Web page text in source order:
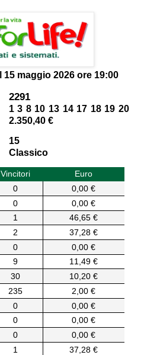
15 maggio 2026 ore 19:00
2291
1 3 8 10 13 14 17 18 19 20
2.350,40 €
15
Classico
Vincitori
Euro
0
0,00 €
0
0,00 €
1
46,65 €
2
37,28 €
0
0,00 €
9
11,49 €
30
10,20 €
235
2,00 €
0
0,00 €
0
0,00 €
0
0,00 €
1
37,28 €